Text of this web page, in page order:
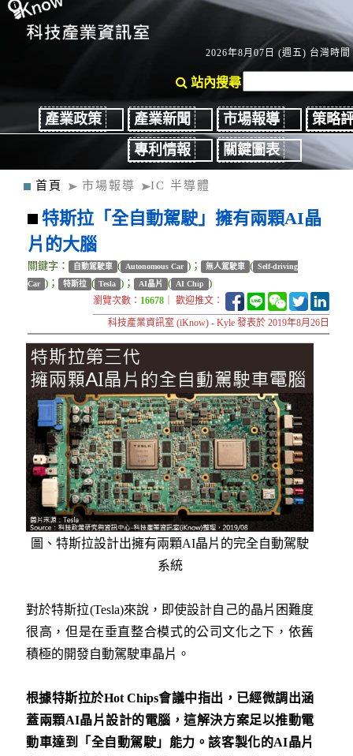
2026年8月07日 (週五) 台灣時間
站內搜尋
產業政策 產業新聞 市場報導
策略
專利情報
關鍵圖表
首頁 市場報導 IC 半導體
特斯拉「全自動駕駛」擁有兩顆AI晶
片的大腦
關鍵字： 自動駕駛車 ( Autonomous Car )； 無人駕駛車 ( Self-driving
Car )； 特斯拉 ( Tesla )； AI晶片 ( AI Chip )
瀏覽次數： 16678 ｜ 歡迎推文：
科技產業資訊室 (iKnow) - Kyle 發表於 2019年8月26日
圖、特斯拉設計出擁有兩顆AI晶片的完全自動駕駛
系統
對於特斯拉(Tesla)來說，即使設計自己的晶片困難度
很高，但是在垂直整合模式的公司文化之下，依舊
積極的開發自動駕駛車晶片。
根據特斯拉於Hot Chips會議中指出，已經微調出涵
蓋兩顆AI晶片設計的電腦，這解決方案足以推動電
動車達到「全自動駕駛」能力。該客製化的AI晶片